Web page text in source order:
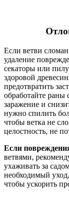
Если ветви
удаление
секаторы или
здоровой
предотвратить
обработайте раны
заражение и
нужно спилить
чтобы ветка не
целостность, не
Если
ветвями,
ухаживать за
необходимый
чтобы ускорить